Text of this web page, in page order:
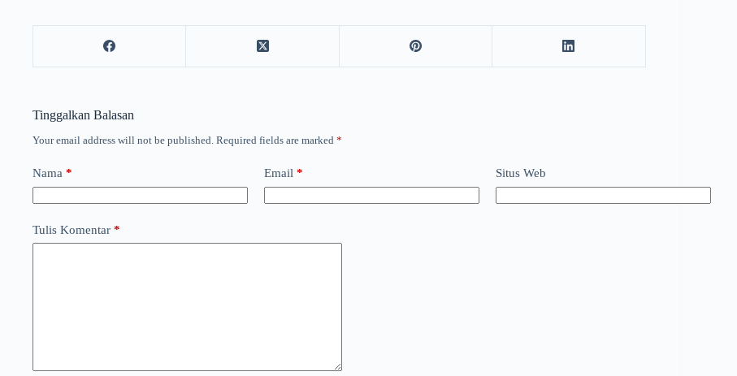
Tinggalkan Balasan
Your email address will not be published. Required fields are marked *
Nama * Email * Situs Web
Tulis Komentar *